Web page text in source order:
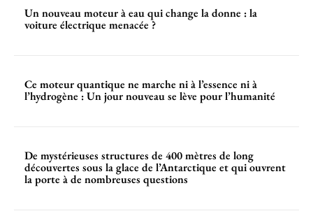
Un nouveau moteur à eau qui change la donne : la
voiture électrique menacée ?
Ce moteur quantique ne marche ni à l’essence ni à
l’hydrogène : Un jour nouveau se lève pour l’humanité
De mystérieuses structures de 400 mètres de long
découvertes sous la glace de l’Antarctique et qui ouvrent
la porte à de nombreuses questions